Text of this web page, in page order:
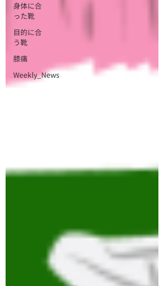
身体に合
った靴
目的に合
う靴
膝痛
Weekly_News